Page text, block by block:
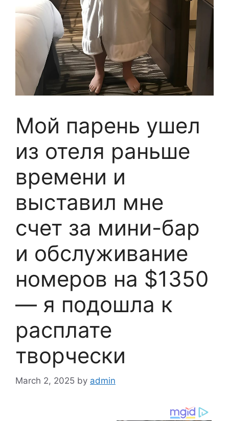
Мой парень ушел
из отеля раньше
времени и
выставил мне
счет за мини-бар
и обслуживание
номеров на $1350
— я подошла к
расплате
творчески
March 2, 2025 by admin